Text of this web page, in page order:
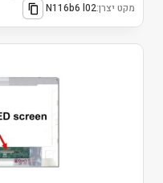
מקט יצרן:N116b6 l02